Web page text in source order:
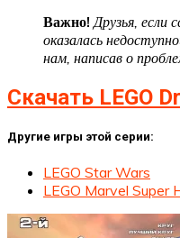
Важно!Друзья, если
оказалась
нам, написав о
Скачать LEGO
Другие игры этой серии:
LEGO Star Wars
LEGO Marvel Super